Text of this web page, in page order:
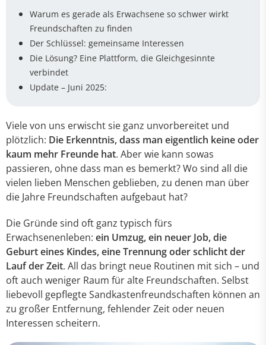
Warum es gerade als Erwachsene so schwer wirkt
Freundschaften zu finden
Der Schlüssel: gemeinsame Interessen
Die Lösung? Eine Plattform, die Gleichgesinnte
verbindet
Update – Juni 2025:
Viele von uns erwischt sie ganz unvorbereitet und
plötzlich: Die Erkenntnis, dass man eigentlich keine oder
kaum mehr Freunde hat. Aber wie kann sowas
passieren, ohne dass man es bemerkt? Wo sind all die
vielen lieben Menschen geblieben, zu denen man über
die Jahre Freundschaften aufgebaut hat?
Die Gründe sind oft ganz typisch fürs
Erwachsenenleben: ein Umzug, ein neuer Job, die
Geburt eines Kindes, eine Trennung oder schlicht der
Lauf der Zeit. All das bringt neue Routinen mit sich – und
oft auch weniger Raum für alte Freundschaften. Selbst
liebevoll gepflegte Sandkastenfreundschaften können an
zu großer Entfernung, fehlender Zeit oder neuen
Interessen scheitern.